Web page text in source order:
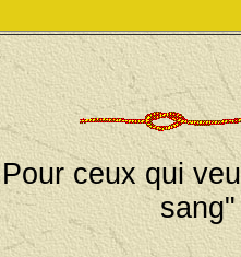
Pour ceux qui